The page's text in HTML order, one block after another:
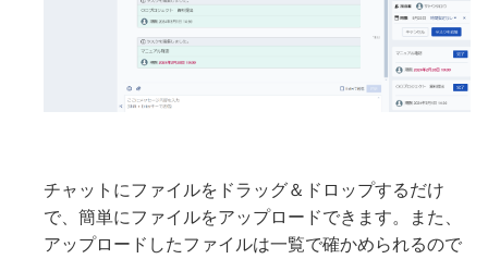
チャットにファイルをドラッグ＆ドロップするだけ
で、簡単にファイルをアップロードできます。また、
アップロードしたファイルは一覧で確かめられるので